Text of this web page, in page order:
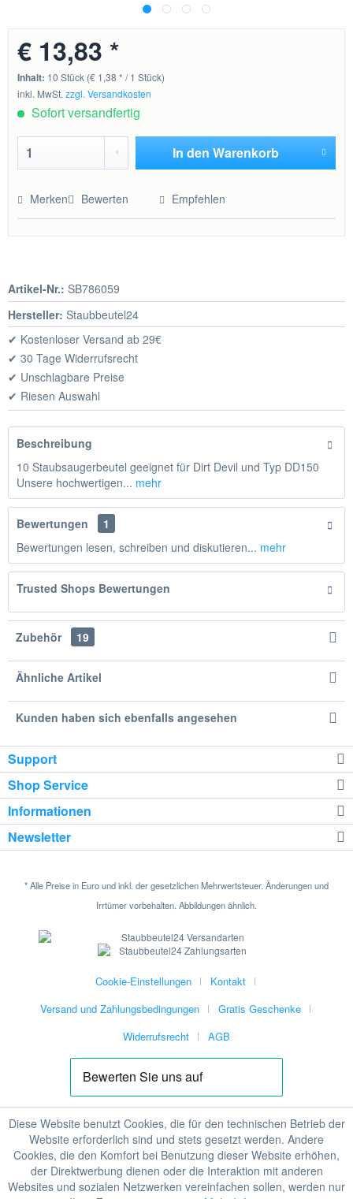
€ 13,83 *
Inhalt: 10 Stück (€ 1,38 * / 1 Stück)
inkl. MwSt.zzgl. Versandkosten
Sofort versandfertig
In den Warenkorb
Merken Bewerten Empfehlen
Artikel-Nr.: SB786059
Hersteller: Staubbeutel24
✔ Kostenloser Versand ab 29€
✔ 30 Tage Widerrufsrecht
✔ Unschlagbare Preise
✔ Riesen Auswahl
Beschreibung
10 Staubsaugerbeutel geeignet für Dirt Devil und Typ DD150
Unsere hochwertigen... mehr
Bewertungen
1
Bewertungen lesen, schreiben und diskutieren... mehr
Trusted Shops Bewertungen
Zubehör 19
Ähnliche Artikel
Kunden haben sich ebenfalls angesehen
Support
Shop Service
Informationen
Newsletter
* Alle Preise in Euro und inkl. der gesetzlichen Mehrwertsteuer. Änderungen und
Irrtümer vorbehalten. Abbildungen ähnlich.
Cookie-Einstellungen
Kontakt
Versand und Zahlungsbedingungen
Gratis Geschenke
Widerrufsrecht
AGB
Diese Website benutzt Cookies, die für den technischen Betrieb der
Website erforderlich sind und stets gesetzt werden. Andere
Cookies, die den Komfort bei Benutzung dieser Website erhöhen,
der Direktwerbung dienen oder die Interaktion mit anderen
Websites und sozialen Netzwerken vereinfachen sollen, werden nur